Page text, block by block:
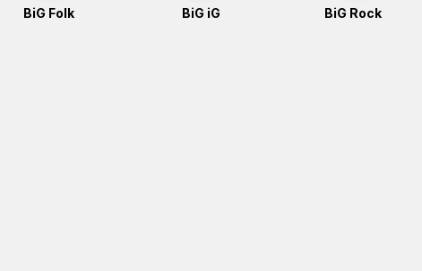
BiG Folk BiG iG BiG Rock